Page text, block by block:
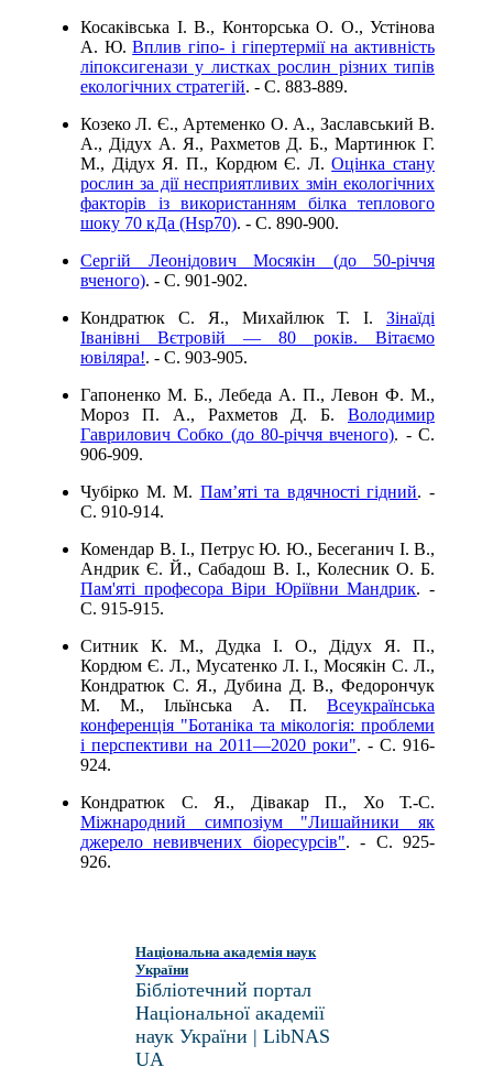
Косаківська І. В., Конторська О. О., Устінова
А. Ю.Вплив гіпо- і гіпертермії на активність
ліпоксигенази у листках рослин різних типів
екологічних стратегій. - C. 883-889.
Козеко Л. Є., Артеменко О. А., Заславський В.
А., Дідух A. Я., Рахметов Д. Б., Мартинюк Г.
М., Дідух Я. П., Кордюм Є. Л.Оцінка стану
рослин за дії несприятливих змін екологічних
факторів із використанням білка теплового
шоку 70 кДа (Hsp70). - C. 890-900.
Сергій Леонідович Мосякін (до 50-річчя
вченого). - C. 901-902.
Кондратюк С. Я., Михайлюк Т. І. Зінаїді
Іванівні Вєтровій — 80 років. Вітаємо
ювіляра!. - C. 903-905.
Гапоненко М. Б., Лебеда А. П., Левон Ф. М.,
Мороз П. А., Рахметов Д. Б. Володимир
Гаврилович Собко (до 80-річчя вченого). - C.
906-909.
Чубірко М. М. Пам’яті та вдячності гідний. -
C. 910-914.
Комендар В. І., Петрус Ю. Ю., Бесеганич І. В.,
Андрик Є. Й., Сабадош В. І., Колесник О. Б.
Пам'яті професора Віри Юріївни Мандрик. -
C. 915-915.
Ситник К. М., Дудка І. О., Дідух Я. П.,
Кордюм Є. Л., Мусатенко Л. І., Мосякін С. Л.,
Кондратюк С. Я., Дубина Д. В., Федорончук
М. М., Ільїнська А. П. Всеукраїнська
конференція "Ботаніка та мікологія: проблеми
і перспективи на 2011—2020 роки". - C. 916-
924.
Кондратюк С. Я., Дівакар П., Хо Т.-С.
Міжнародний симпозіум "Лишайники як
джерело невивчених біоресурсів". - C. 925-
926.
Національна академія наук
України
Бібліотечний портал
Національної академії
наук України | LibNAS
UA